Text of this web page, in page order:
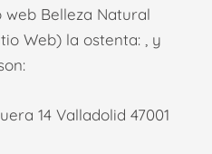
web Belleza Natural
Web) la ostenta: , y
14 Valladolid 47001